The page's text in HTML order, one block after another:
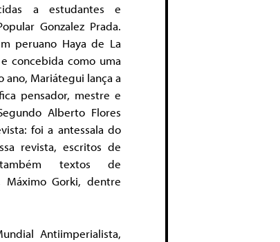
a estudantes e
Gonzalez Prada.
peruano Haya de La
concebida como uma
Mariátegui lança a
pensador, mestre e
Alberto Flores
foi a antessala do
revista, escritos de
textos de
Máximo Gorki, dentre
Antiimperialista,